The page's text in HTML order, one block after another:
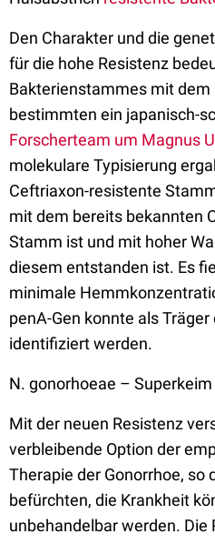
Den Charakter und die
für die hohe Resistenz
Bakterienstammes mit dem
bestimmten ein japanisch-
Forscherteam um Magnus
molekulare Typisierung
Ceftriaxon-resistente
mit dem bereits bekannten
Stamm ist und mit hoher
diesem entstanden ist. Es
minimale
penA-Gen konnte als
identifiziert werden.
N. gonorhoeae –
Mit der neuen Resistenz
verbleibende Option der
Therapie der Gonorrhoe, so
befürchten, die Krankheit
unbehandelbar werden.